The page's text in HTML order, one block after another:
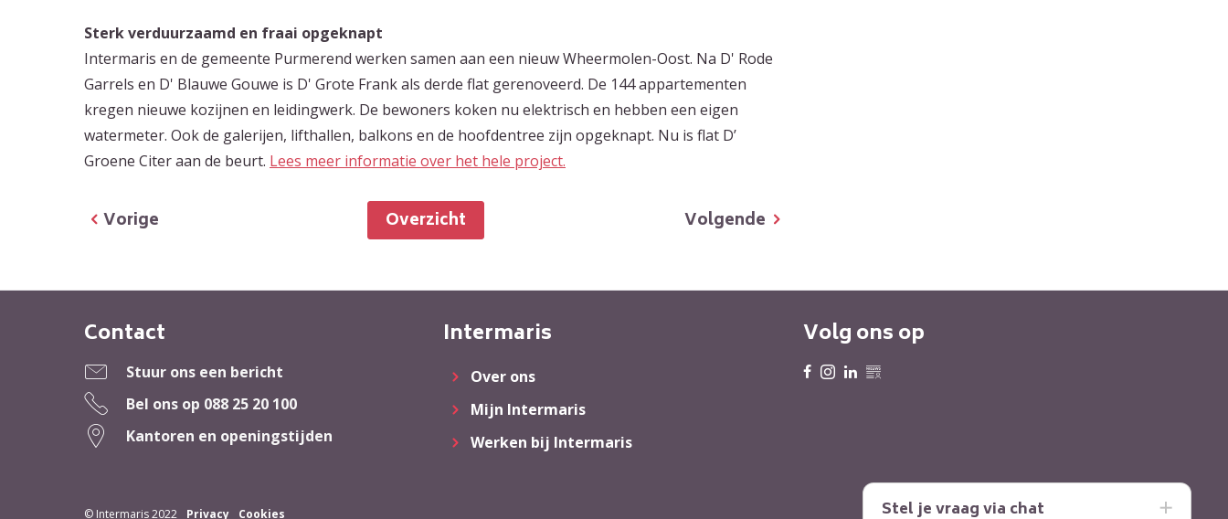
Sterk verduurzaamd en fraai opgeknapt
Intermaris en de gemeente Purmerend werken samen aan een nieuw Wheermolen-Oost. Na D' Rode
Garrels en D' Blauwe Gouwe is D' Grote Frank als derde flat gerenoveerd. De 144 appartementen
kregen nieuwe kozijnen en leidingwerk. De bewoners koken nu elektrisch en hebben een eigen
watermeter. Ook de galerijen, lifthallen, balkons en de hoofdentree zijn opgeknapt. Nu is flat D’
Groene Citer aan de beurt. Lees meer informatie over het hele project.
Volgende
Overzicht
Vorige
Contactinformatie
Contact
Stuur ons een bericht
Bel ons op 088 25 20 100
Kantoren en openingstijden
Intermaris
Over ons
Mijn Intermaris
Werken bij Intermaris
Volg ons op
© Intermaris 2022 Privacy Cookies Stel je vraag via chat